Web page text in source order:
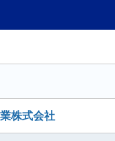
株式会社